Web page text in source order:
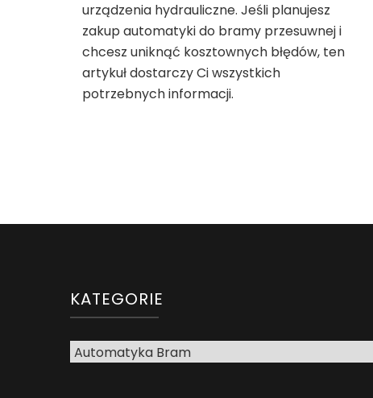
urządzenia hydrauliczne. Jeśli planujesz
zakup automatyki do bramy przesuwnej i
chcesz uniknąć kosztownych błędów, ten
artykuł dostarczy Ci wszystkich
potrzebnych informacji.
KATEGORIE
Kategorie